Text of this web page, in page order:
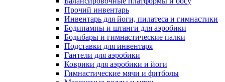
Прочий инвентарь
Инвентарь для йоги, пилатеса и гимнастики
Бодипампы и штанги для аэробики
Бодибары и гимнастические палки
Подставки для инвентаря
Гантели для аэробики
Коврики для аэробики и йоги
Гимнастические мячи и фитболы